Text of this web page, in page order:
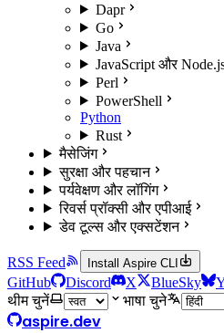
Dapr
Go
Java
JavaScript और
Perl
PowerShell
Python
Rust
मैसेजिंग
सुरक्षा और पहचान
पर्यवेक्षण और लॉगिंग
रिवर्स प्रॉक्सी और एपीआई
डेव टूल्स और एक्सटेंशन
RSS Feed Install Aspire CLI
GitHub Discord X BlueSky
थीम चुनें
भाषा चुने
aspire.dev